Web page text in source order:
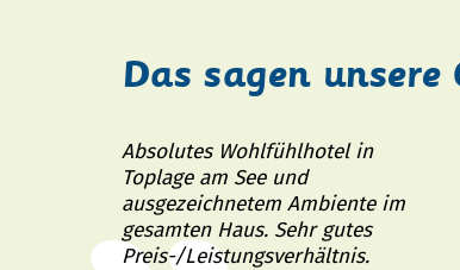
Das sagen unsere
Absolutes Wohlfühlhotel in
Toplage am See und
ausgezeichnetem Ambiente im
gesamten Haus. Sehr gutes
Preis-/Leistungsverhältnis.